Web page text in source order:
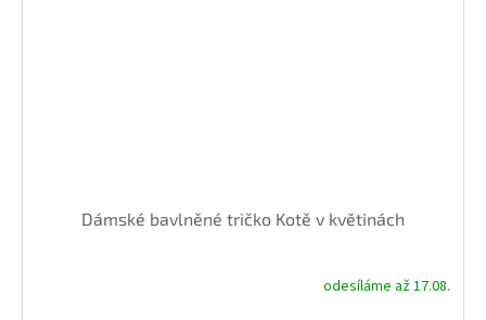
Dámské bavlněné tričko Kotě v květinách
odesíláme až 17.08.